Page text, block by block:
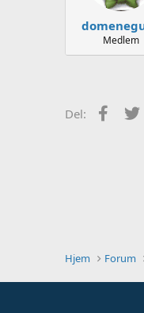
Medlem
Del:
Hjem Forum